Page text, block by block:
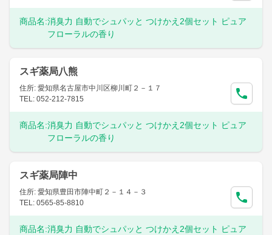
商品名:消臭力 自動でシュパッと つけかえ2個セット ピュア
フローラルの香り
スギ薬局八熊
住所: 愛知県名古屋市中川区柳川町２－１７
TEL: 052-212-7815
商品名:消臭力 自動でシュパッと つけかえ2個セット ピュア
フローラルの香り
スギ薬局陣中
住所: 愛知県豊田市陣中町２－１４－３
TEL: 0565-85-8810
商品名:消臭力 自動でシュパッと つけかえ2個セット ピュア